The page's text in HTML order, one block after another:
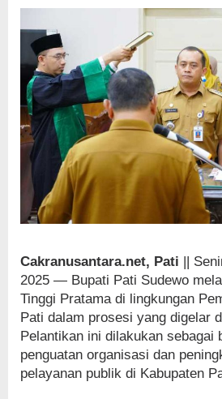
Pratama
Cakranusantara.net, Pati ||
2025 — Bupati Pati Sudewo
Tinggi Pratama di lingkungan
Pati dalam prosesi yang digelar
Pelantikan ini dilakukan sebagai
penguatan organisasi dan
pelayanan publik di Kabupaten